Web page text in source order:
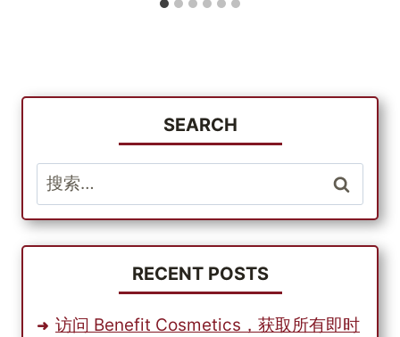
SEARCH
搜
索：
RECENT POSTS
访问 Benefit Cosmetics，获取所有即时